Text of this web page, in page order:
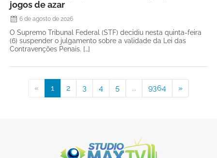
jogos de azar
6 de agosto de 2026
O Supremo Tribunal Federal (STF) decidiu nesta quinta-feira
(6) suspender o julgamento sobre a validade da Lei das
Contravenções Penais. […]
« 1 2 3 4 5 ... 9364 »